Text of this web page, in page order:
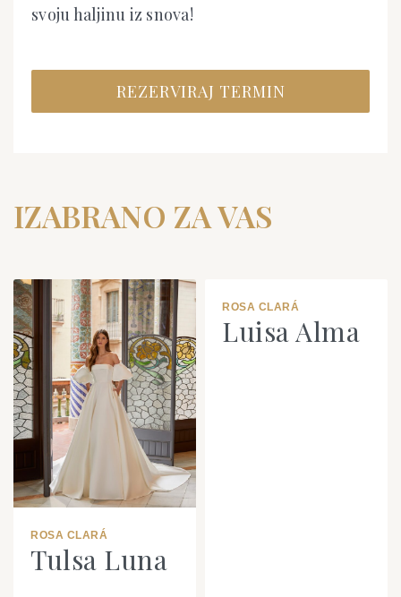
svoju haljinu iz snova!
REZERVIRAJ TERMIN
IZABRANO ZA VAS
ROSA CLARÁ
Tulsa Luna
ROSA CLARÁ
Luisa Alma